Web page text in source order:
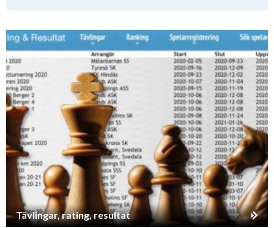
Tävlingar, rating, resultat